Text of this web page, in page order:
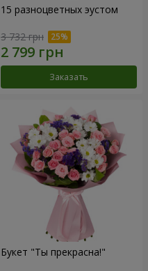
15 разноцветных эустом
3 732 грн
Заказать
Букет "Ты прекрасна!"